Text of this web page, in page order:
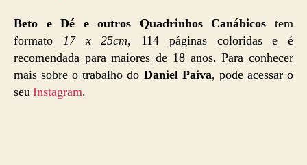
Beto e Dé e outros Quadrinhos Canábicos tem
formato 17 x 25cm, 114 páginas coloridas e é
recomendada para maiores de 18 anos. Para conhecer
mais sobre o trabalho do Daniel Paiva, pode acessar o
seuInstagram.